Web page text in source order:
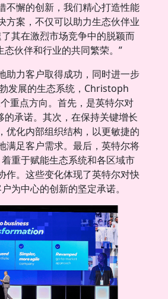
不懈的创新，我们精心打造性能
方案，不仅可以助力生态伙伴业
其在激烈市场竞争中的脱颖而
态伙伴和行业的共同繁荣。”
助力客户取得成功，同时进一步
发展的生态系统，Christoph
重点方向。首先，是英特尔对
的承诺。其次，在保持关键增长
优化内部组织结构，以更敏捷的
满足客户需求。最后，英特尔将
重于赋能生态系统和各区域市
作。这些变化体现了英特尔对快
为中心的创新的坚定承诺。